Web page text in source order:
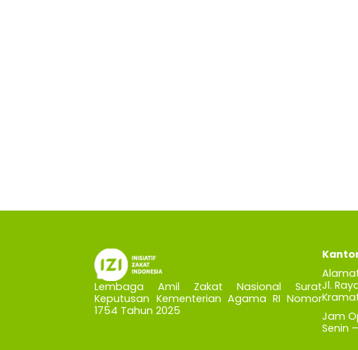
Lembaga Amil Zakat Nasional Surat
Keputusan Kementerian Agama RI Nomor
1754 Tahun 2025
Jl.
Jam
Senin